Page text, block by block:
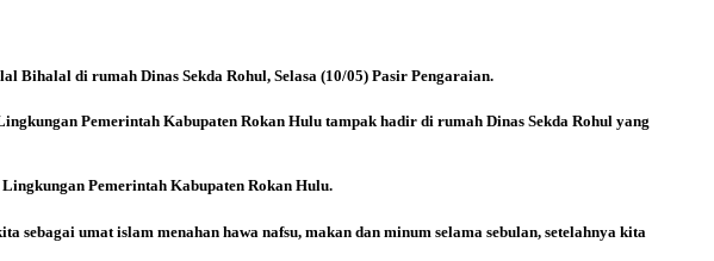
Bihalal di rumah Dinas Sekda Rohul, Selasa (10/05) Pasir Pengaraian.
Pemerintah Kabupaten Rokan Hulu tampak hadir di rumah Dinas Sekda Rohul yang
Pemerintah Kabupaten Rokan Hulu.
umat islam menahan hawa nafsu, makan dan minum selama sebulan, setelahnya kita